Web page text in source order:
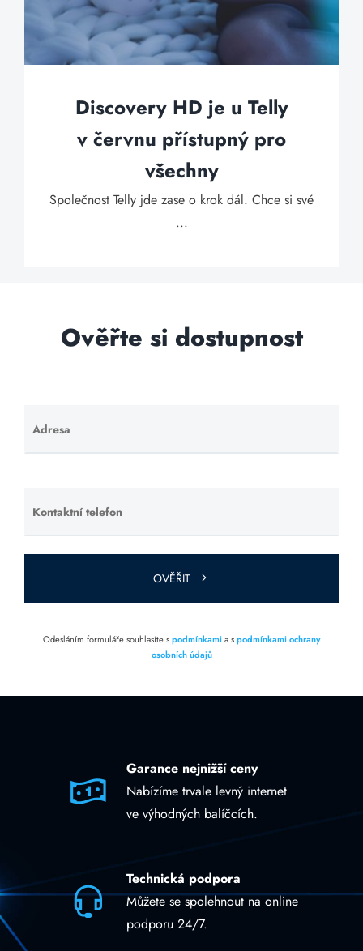
Discovery HD je u Telly
v červnu přístupný pro
všechny
Společnost Telly jde zase o krok dál. Chce si své
...
Ověřte si dostupnost
Adresa
Ponechte
toto pole
Kontaktní telefon
Ponechte
toto pole
prázdné.
OVĚŘIT
Odesláním formuláře souhlasíte spodmínkamia spodmínkami ochrany
osobních údajů
Garance nejnižší ceny
Nabízíme trvale levný internet
ve výhodných balíčcích.
Technická podpora
Můžete se spolehnout na online
podporu 24/7.